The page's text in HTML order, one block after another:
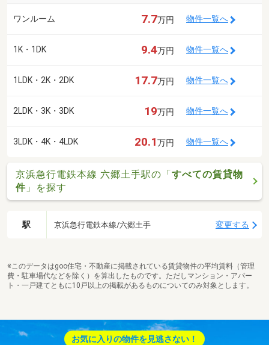
ワンルーム 7.7万円 物件一覧へ
1K・1DK 9.4万円 物件一覧へ
1LDK・2K・2DK 17.7万円 物件一覧へ
2LDK・3K・3DK 19万円 物件一覧へ
3LDK・4K・4LDK 20.1万円 物件一覧へ
京浜急行電鉄本線 六郷土手駅の「すべての賃貸物
件 」を探す
駅 京浜急行電鉄本線/六郷土手 変更する
※このデータはgoo住宅・不動産に掲載されている賃貸物件の平均賃料（管理
費・駐車場代などを除く）を算出したものです。ただしマンション・アパー
ト・一戸建てともに10戸以上の掲載があるものについてのみ対象とします。
お気に入りの物件を見逃さない！